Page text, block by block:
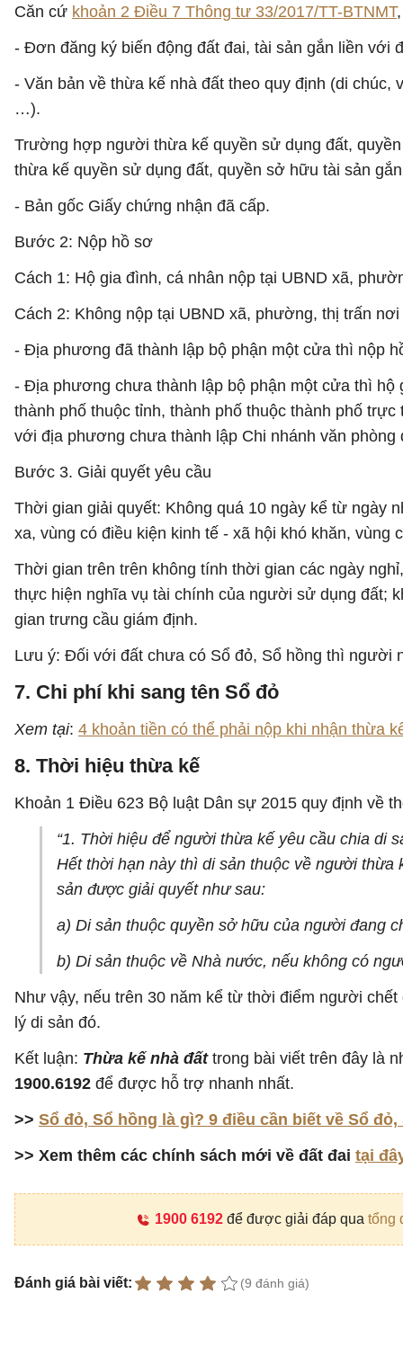
Căn cứ khoản 2 Điều 7 Thông tư 33/2017/TT-BTNMT
- Đơn đăng ký biến động đất đai, tài sản gắn liền với
- Văn bản về thừa kế nhà đất theo quy định (di chúc,
…).
Trường hợp người thừa kế quyền sử dụng đất,
thừa kế quyền sử dụng đất, quyền sở hữu tài sản
- Bản gốc Giấy chứng nhận đã cấp.
Bước 2: Nộp hồ sơ
Cách 1: Hộ gia đình, cá nhân nộp tại UBND xã,
Cách 2: Không nộp tại UBND xã, phường, thị trấn nơi
- Địa phương đã thành lập bộ phận một cửa thì nộp
- Địa phương chưa thành lập bộ phận một cửa thì hộ
thành phố thuộc tỉnh, thành phố thuộc thành phố
với địa phương chưa thành lập Chi nhánh văn phòng
Bước 3. Giải quyết yêu cầu
Thời gian giải quyết: Không quá 10 ngày kể từ ngày
xa, vùng có điều kiện kinh tế - xã hội khó khăn, vùng
Thời gian trên trên không tính thời gian các ngày
thực hiện nghĩa vụ tài chính của người sử dụng đất;
gian trưng cầu giám định.
Lưu ý: Đối với đất chưa có Sổ đỏ, Sổ hồng thì người
7. Chi phí khi sang tên Sổ đỏ
Xem tại: 4 khoản tiền có thể phải nộp khi nhận thừa
8. Thời hiệu thừa kế
Khoản 1 Điều 623 Bộ luật Dân sự 2015 quy định về
“1. Thời hiệu để người thừa kế yêu cầu chia di
Hết thời hạn này thì di sản thuộc về người
sản được giải quyết như sau:
a) Di sản thuộc quyền sở hữu của người đang
b) Di sản thuộc về Nhà nước, nếu không có
Như vậy, nếu trên 30 năm kể từ thời điểm người
lý di sản đó.
Kết luận: Thừa kế nhà đấttrong bài viết trên đây là
1900.6192 để được hỗ trợ nhanh nhất.
>> Sổ đỏ, Sổ hồng là gì? 9 điều cần biết về Sổ đỏ,
>> Xem thêm các chính sách mới về đất đai tại
1900 6192để được giải đáp qua tổng
Đánh giá bài viết: (9 đánh giá)